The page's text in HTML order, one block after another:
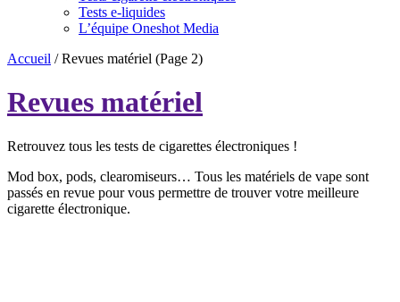
Tests e-liquides
L’équipe Oneshot Media
Accueil /Revues matériel (Page 2)
Revues matériel
Retrouvez tous les tests de cigarettes électroniques !
Mod box, pods, clearomiseurs… Tous les matériels de vape sont
passés en revue pour vous permettre de trouver votre meilleure
cigarette électronique.